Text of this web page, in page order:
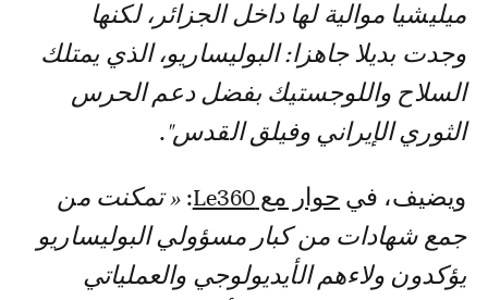
ميليشيا موالية لها داخل الجزائر، لكنها
وجدت بديلا جاهزا: البوليساريو، الذي يمتلك
السلاح واللوجستيك بفضل دعم الحرس
الثوري الإيراني وفيلق القدس".
ويضيف، في حوار مع Le360 :« تمكنت من
جمع شهادات من كبار مسؤولي البوليساريو
يؤكدون ولاءهم الأيديولوجي والعملياتي